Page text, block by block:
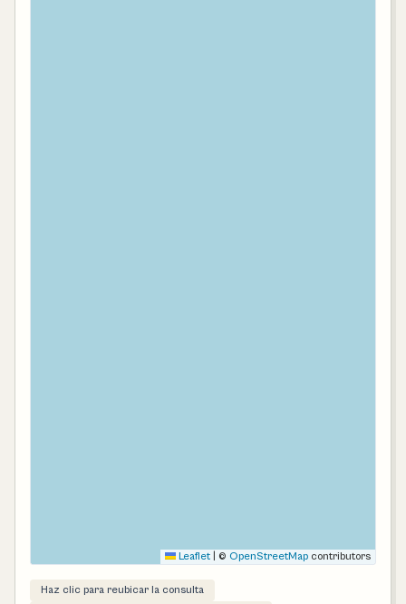
Leaflet © OpenStreetMap contributors
Haz clic para reubicar la consulta